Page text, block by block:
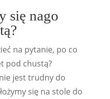
się nago
na pytanie, po co
pod chustą?
jest trudny do
się na stole do